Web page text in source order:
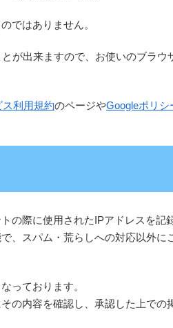
ではありません。
が出来ますので、お使いのブラウ
利用規約のページやGoogleポリシ
の際に使用されたIPアドレスを記
、スパム・荒らしへの対応以外に
っております。
の内容を確認し、承認した上での